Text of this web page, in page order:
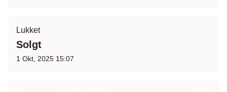
Lukket
Solgt
1 Okt, 2025 15:07